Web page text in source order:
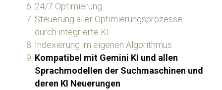
24/7 Optimierung
Steuerung aller Optimierungsprozesse
durch integrierte KI
Indexierung im eigenen Algorithmus
Kompatibel mit Gemini KI und allen
Sprachmodellen der Suchmaschinen und
deren KI Neuerungen